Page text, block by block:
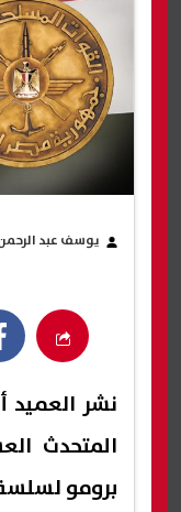
يوسف عبد
نشر العميد
المتحدث
برومو